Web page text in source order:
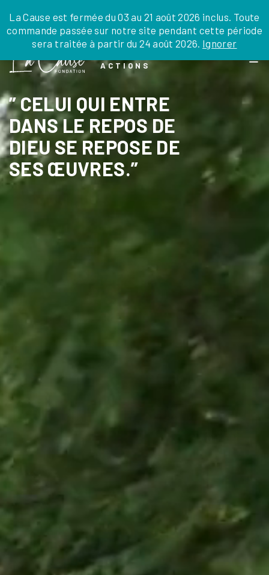
to
the
La Cause est fermée du 03 au 21 août 2026 inclus. Toute
commande passée sur notre site pendant cette période
sera traitée à partir du 24 août 2026. Ignorer
JE DONNE JE PARRAINE NOUS SOUTENIR
DEPUIS LA FRANCE
DEPUIS L’INTERNATIONAL
EN TANT QU’ORGANISATION
EN TANT QU’AMBASSADEUR
0 ARTICLE
ACTIONS
” CELUI QUI ENTRE
DANS LE REPOS DE
DIEU SE REPOSE DE
SES ŒUVRES.”